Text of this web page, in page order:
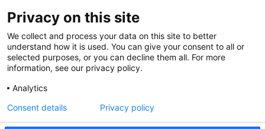
Abbildung: pixabay.com old-people-1555705_1920.jpg
Privacy on this site
We collect and process your data on this site to better
understand how it is used. You can give your consent to all or
selected purposes, or you can decline them all. For more
information, see our privacy policy.
Analytics
Consent details
Privacy policy